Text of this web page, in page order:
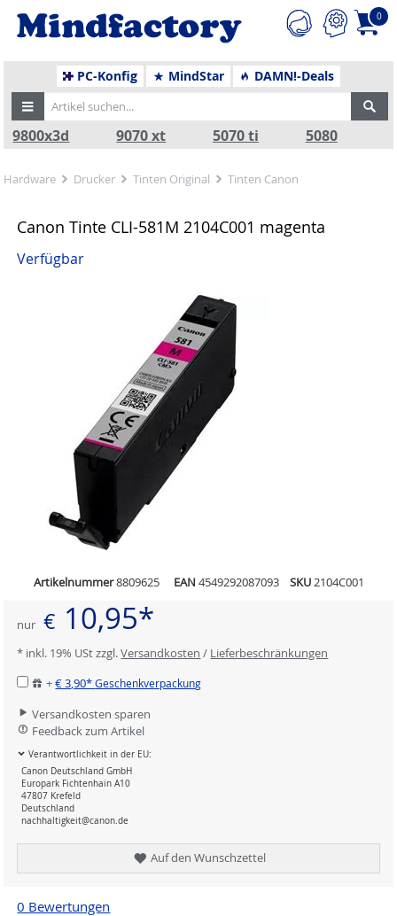
0
PC-Konfig MindStar DAMN!-Deals
9800x3d 9070 xt 5070 ti 5080
Hardware Drucker Tinten Original Tinten Canon
Canon Tinte CLI-581M 2104C001 magenta
Verfügbar
Artikelnummer8809625 EAN 4549292087093 SKU2104C001
nur € 10,95*
* inkl. 19% USt zzgl.Versandkosten / Lieferbeschränkungen
+€ 3,90*Geschenkverpackung
Versandkosten sparen
Feedback zum Artikel
Verantwortlichkeit in der EU:
Canon Deutschland GmbH
Europark Fichtenhain A10
47807 Krefeld
Deutschland
nachhaltigkeit@canon.de
Auf den Wunschzettel
0 Bewertungen